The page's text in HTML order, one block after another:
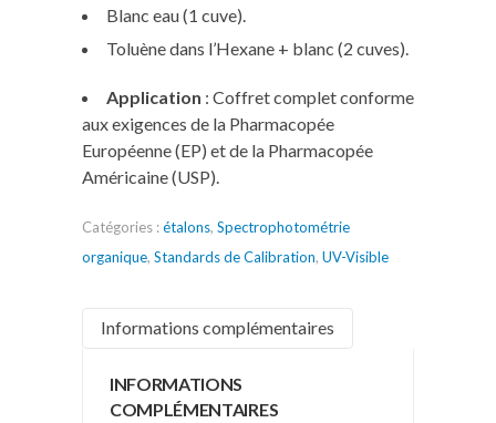
Blanc eau (1 cuve).
Toluène dans l’Hexane + blanc (2 cuves).
Application : Coffret complet conforme
aux exigences de la Pharmacopée
Européenne (EP) et de la Pharmacopée
Américaine (USP).
Catégories :étalons, Spectrophotométrie
organique, Standards de Calibration, UV-Visible
Informations complémentaires
INFORMATIONS
COMPLÉMENTAIRES